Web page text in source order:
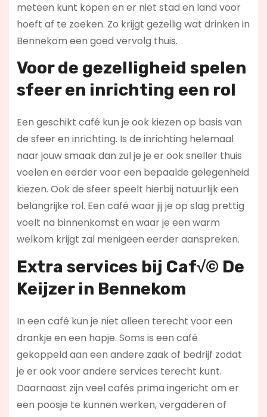
meteen kunt kopen en er niet stad en land voor
hoeft af te zoeken. Zo krijgt gezellig wat drinken in
Bennekom een goed vervolg thuis.
Voor de gezelligheid spelen
sfeer en inrichting een rol
Een geschikt café kun je ook kiezen op basis van
de sfeer en inrichting. Is de inrichting helemaal
naar jouw smaak dan zul je je er ook sneller thuis
voelen en eerder voor een bepaalde gelegenheid
kiezen. Ook de sfeer speelt hierbij natuurlijk een
belangrijke rol. Een café waar jij je op slag prettig
voelt na binnenkomst en waar je een warm
welkom krijgt zal menigeen eerder aanspreken.
Extra services bij Caf√© De
Keijzer in Bennekom
In een café kun je niet alleen terecht voor een
drankje en een hapje. Soms is een café
gekoppeld aan een andere zaak of bedrijf zodat
je er ook voor andere services terecht kunt.
Daarnaast zijn veel cafés prima ingericht om er
een poosje te kunnen werken, vergaderen of